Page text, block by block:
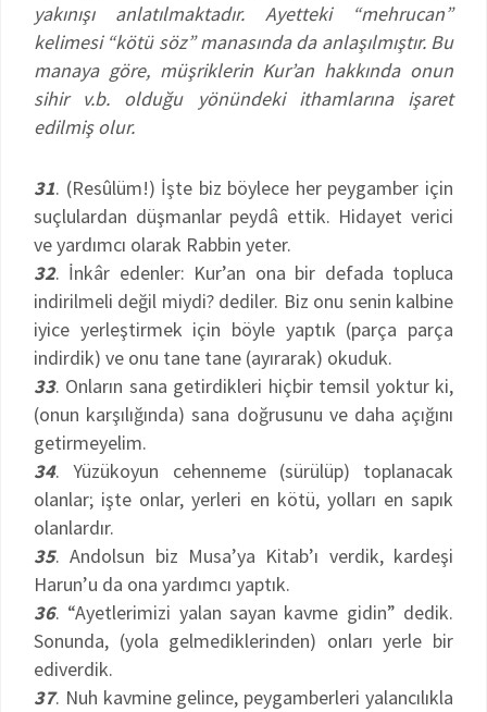
yakınışı anlatılmaktadır. Ayetteki “mehrucan”
kelimesi “kötü söz” manasında da anlaşılmıştır. Bu
manaya göre, müşriklerin Kur’an hakkında onun
sihir v.b. olduğu yönündeki ithamlarına işaret
edilmiş olur.
31. (Resûlüm!) İşte biz böylece her peygamber için
suçlulardan düşmanlar peydâ ettik. Hidayet verici
ve yardımcı olarak Rabbin yeter.
32. İnkâr edenler: Kur’an ona bir defada topluca
indirilmeli değil miydi? dediler. Biz onu senin kalbine
iyice yerleştirmek için böyle yaptık (parça parça
indirdik) ve onu tane tane (ayırarak) okuduk.
33. Onların sana getirdikleri hiçbir temsil yoktur ki,
(onun karşılığında) sana doğrusunu ve daha açığını
getirmeyelim.
34. Yüzükoyun cehenneme (sürülüp) toplanacak
olanlar; işte onlar, yerleri en kötü, yolları en sapık
olanlardır.
35. Andolsun biz Musa’ya Kitab’ı verdik, kardeşi
Harun’u da ona yardımcı yaptık.
36. “Ayetlerimizi yalan sayan kavme gidin” dedik.
Sonunda, (yola gelmediklerinden) onları yerle bir
ediverdik.
37. Nuh kavmine gelince, peygamberleri yalancılıkla